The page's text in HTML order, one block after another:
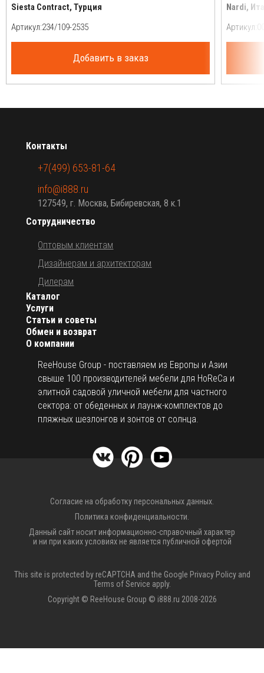
Siesta Contract, Турция
Артикул:
Добавить в заказ
Nardi,
Артикул:
О компании
ReeHouse Group - поставляем из Европы и Азии
свыше 100 производителей мебели для HoReCa и
элитной садовой уличной мебели для частного
сектора: от обеденных и лаунж-комплектов до
пляжных шезлонгов и зонтов от солнца.
Каталог
Услуги
Статьи и советы
Обмен и возврат
Сотрудничество
Оптовым клиентам
Дизайнерам и архитекторам
Дилерам
Контакты
+7(499) 653-81-64
info@i888.ru
127549, г. Москва, Бибиревская, 8 к.1
Согласие на обработку персональных данных.
Политика конфиденциальности.
Данный сайт носит информационно-справочный характер
и ни при каких условиях не является публичной офертой
This site is protected by reCAPTCHA and the Google Privacy Policyand
Terms of Service apply.
Copyright © ReeHouse Group © i888.ru 2008-2026